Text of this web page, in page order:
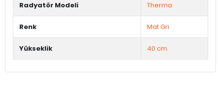
Radyatör Modeli Therma
Renk Mat Gri
Yükseklik 40 cm.